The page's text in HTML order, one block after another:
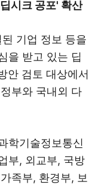
시크 공포' 확산
기업 정보 등을
을 받고 있는 딥
안 검토 대상에서
부와 국내외 다
학기술정보통신
부, 외교부, 국방
족부, 환경부, 보